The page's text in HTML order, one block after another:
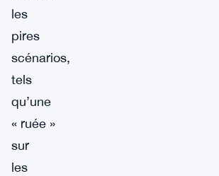
les
pires
scénarios,
tels
qu’une
« ruée »
sur
les